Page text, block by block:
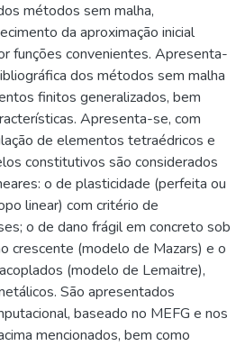
métodos sem malha,
da aproximação inicial
funções convenientes. Apresenta-
dos métodos sem malha
finitos generalizados, bem
Apresenta-se, com
de elementos tetraédricos e
constitutivos são considerados
o de plasticidade (perfeita ou
linear) com critério de
o de dano frágil em concreto sob
crescente (modelo de Mazars) e o
(modelo de Lemaitre),
São apresentados
baseado no MEFG e nos
mencionados, bem como